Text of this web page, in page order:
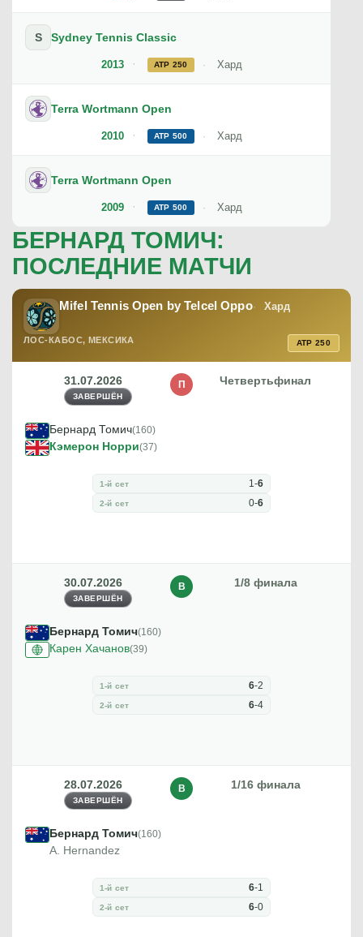
2013
S Sydney Tennis Classic
ATP 250 Хард
2010
Terra Wortmann Open
ATP 500 Хард
2009
Terra Wortmann Open
ATP 500 Хард
БЕРНАРД ТОМИЧ:
ПОСЛЕДНИЕ МАТЧИ
Mifel Tennis Open by Telcel Oppo Хард
ЛОС-КАБОС, МЕКСИКА ATP 250
31.07.2026
ЗАВЕРШЁН
Четвертьфинал
П
Бернард Томич(160)
Кэмерон Норри(37)
1-й сет 1-6
2-й сет 0-6
30.07.2026
ЗАВЕРШЁН
1/8 финала
В
Бернард Томич(160)
Карен Хачанов(39)
1-й сет 6-2
2-й сет 6-4
28.07.2026
ЗАВЕРШЁН
1/16 финала
В
Бернард Томич(160)
A. Hernandez
1-й сет 6-1
2-й сет 6-0